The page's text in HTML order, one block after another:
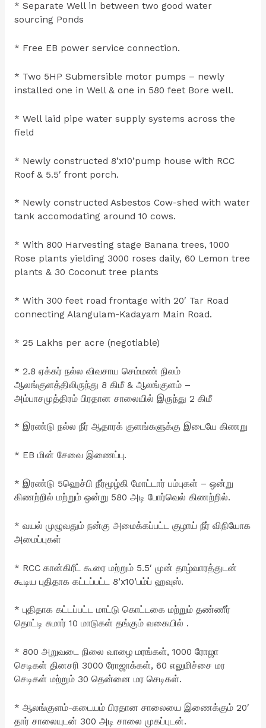
* Separate Well in between two good water
sourcing Ponds
* Free EB power service connection.
* Two 5HP Submersible motor pumps – newly
installed one in Well & one in 580 feet Bore well.
* Well laid pipe water supply systems across the
field
* Newly constructed 8’x10’pump house with RCC
Roof & 5.5′ front porch.
* Newly constructed Asbestos Cow-shed with water
tank accomodating around 10 cows.
* With 800 Harvesting stage Banana trees, 1000
Rose plants yielding 3000 roses daily, 60 Lemon tree
plants & 30 Coconut tree plants
* With 300 feet road frontage with 20′ Tar Road
connecting Alangulam-Kadayam Main Road.
* 25 Lakhs per acre (negotiable)
* 2.8 ஏக்கர் நல்ல விவசாய செம்மண் நிலம்
ஆலங்குளத்திலிருந்து 8 கிமீ & ஆலங்குளம் –
அம்பாசமுத்திரம் பிரதான சாலையில் இருந்து 2 கிமீ
* இரண்டு நல்ல நீர் ஆதாரக் குளங்களுக்கு இடையே கிணறு
* EB மின் சேவை இணைப்பு.
* இரண்டு 5ஹெச்பி நீர்மூழ்கி மோட்டார் பம்புகள் – ஒன்று
கிணற்றில் மற்றும் ஒன்று 580 அடி போர்வெல் கிணற்றில்.
* வயல் முழுவதும் நன்கு அமைக்கப்பட்ட குழாய் நீர் விநியோக
அமைப்புகள்
* RCC கான்கிரீட் கூரை மற்றும் 5.5′ முன் தாழ்வாரத்துடன்
கூடிய புதிதாக கட்டப்பட்ட 8’x10’பம்ப் ஹவுஸ்.
* புதிதாக கட்டப்பட்ட மாட்டு கொட்டகை மற்றும் தண்ணீர்
தொட்டி சுமார் 10 மாடுகள் தங்கும் வகையில் .
* 800 அறுவடை நிலை வாழை மரங்கள், 1000 ரோஜா
செடிகள் தினசரி 3000 ரோஜாக்கள், 60 எலுமிச்சை மர
செடிகள் மற்றும் 30 தென்னை மர செடிகள்.
* ஆலங்குளம்-கடையம் பிரதான சாலையை இணைக்கும் 20′
தார் சாலையுடன் 300 அடி சாலை முகப்புடன்.